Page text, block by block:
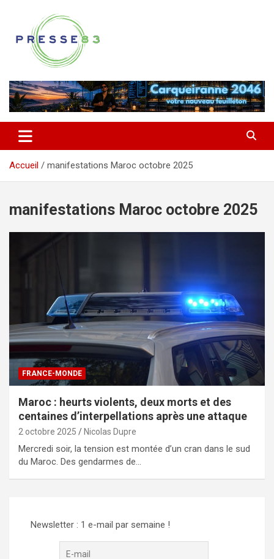
contenu
Presse 83
Accueil manifestations Maroc octobre 2025
manifestations Maroc octobre 2025
FRANCE-MONDE
Maroc : heurts violents, deux morts et des
centaines d’interpellations après une attaque
2 octobre 2025 Nicolas Dupre
Mercredi soir, la tension est montée d’un cran dans le sud
du Maroc. Des gendarmes de…
Newsletter : 1 e-mail par semaine !